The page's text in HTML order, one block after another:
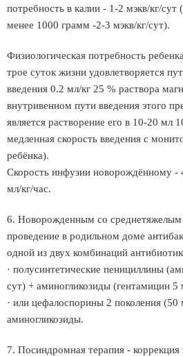
потребность в калии - 1-2 мэкв/кг/сут
менее 1000 грамм -2-3 мэкв/кг/сут).
Физиологическая потребность
трое суток жизни удовлетворяется
введения 0.2 мл/кг 25 % раствора
внутривенном пути введения этого
является растворение его в 10-20 мл
медленная скорость введения с
ребёнка).
Скорость инфузии новорождённому -
мл/кг/час.
6. Новорожденным со
проведение в родильном доме
одной из двух комбинаций
· полусинтетические пенициллины
сут) + аминогликозиды (гентамицин 5
· или цефалоспорины 2 поколения (50
аминогликозиды.
7. Посиндромная терапия - коррекция